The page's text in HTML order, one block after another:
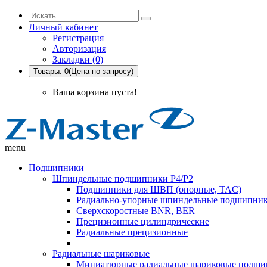
Личный кабинет
Регистрация
Авторизация
Закладки (0)
Товары: 0(Цена по запросу)
Ваша корзина пуста!
menu
Подшипники
Шпиндельные подшипники P4/P2
Подшипники для ШВП (опорные, TAC)
Радиально-упорные шпиндельные
Сверхскоростные BNR, BER
Прецизионные цилиндрические
Радиальные прецизионные
Радиальные шариковые
Миниатюрные радиальные шариковые